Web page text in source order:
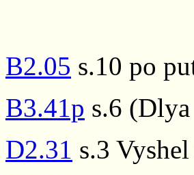
B2.05 s.10 po
B3.41p s.6
D2.31 s.3